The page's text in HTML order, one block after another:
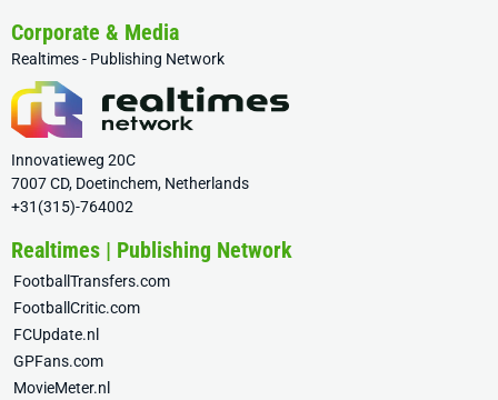
Corporate & Media
Realtimes - Publishing Network
Innovatieweg 20C
7007 CD, Doetinchem, Netherlands
+31(315)-764002
Realtimes | Publishing Network
FootballTransfers.com
FootballCritic.com
FCUpdate.nl
GPFans.com
MovieMeter.nl